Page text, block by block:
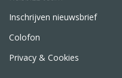
Inschrijven nieuwsbrief
Colofon
Privacy & Cookies